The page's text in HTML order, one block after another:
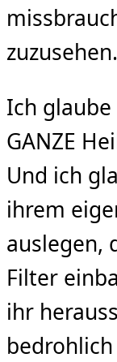
zuzusehen.
Ich
GANZE
Und ich
ihrem
auslegen,
Filter
ihr